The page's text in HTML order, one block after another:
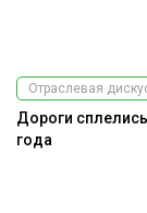
Отраслевая
Дороги
года